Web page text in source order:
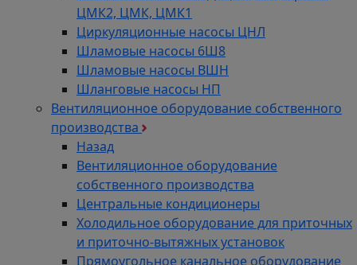
ЦМК2, ЦМК, ЦМК1
Циркуляционные насосы ЦНЛ
Шламовые насосы 6Ш8
Шламовые насосы ВШН
Шланговые насосы НП
Вентиляционное оборудование собственного
производства
Назад
Вентиляционное оборудование
собственного производства
Центральные кондиционеры
Холодильное оборудование для приточных
и приточно-вытяжных установок
Прямоугольное канальное оборудование